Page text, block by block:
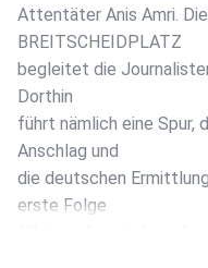
Attentäter Anis Amri.
BREITSCHEIDPLATZ
begleitet die
Dorthin
führt nämlich eine Spur,
Anschlag und
die deutschen
erste Folge
führt auch zurück an